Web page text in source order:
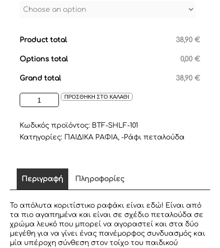
Product total 38,90 €
Options total 0,00 €
Grand total 38,90 €
ΡΑΦΑΚΙ
ΣΕ
ΠΕΤΑΛΟΥΔΑ
ΛΕΥΚΟ
ποσότητα
ΠΡΟΣΘΗΚΗ ΣΤΟ ΚΑΛΑΘΙ
Κωδικός προϊόντος: BTF-SHLF-101
Κατηγορίες: ΠΑΙΔΙΚΑ ΡΑΦΙΑ, -Ράφι πεταλούδα
Περιγραφή Πληροφορίες
Το απόλυτα κοριτίστικο ραφάκι είναι εδώ! Είναι από
τα πιο αγαπημένα και είναι σε σχέδιο πεταλούδα σε
χρώμα λευκό που μπορεί να αγοραστεί και στα δύο
μεγέθη για να γίνει ένας πανέμορφος συνδυασμός και
μία υπέροχη σύνθεση στον τοίχο του παιδικού